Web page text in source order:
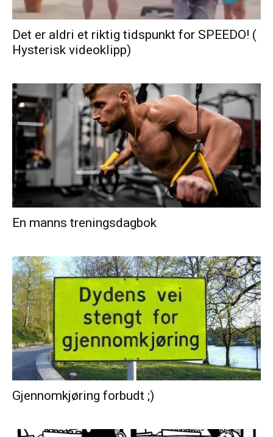
Det er aldri et riktig tidspunkt for SPEEDO! (
Hysterisk videoklipp)
En manns treningsdagbok
Gjennomkjøring forbudt ;)